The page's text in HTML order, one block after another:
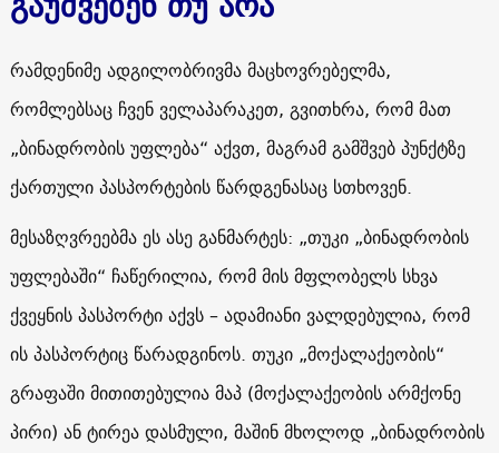
რამდენიმე ადგილობრივმა მაცხოვრებელმა,
რომლებსაც ჩვენ ველაპარაკეთ, გვითხრა, რომ მათ
„ბინადრობის უფლება“ აქვთ, მაგრამ გამშვებ პუნქტზე
ქართული პასპორტების წარდგენასაც სთხოვენ.
მესაზღვრეებმა ეს ასე განმარტეს: „თუკი „ბინადრობის
უფლებაში“ ჩაწერილია, რომ მის მფლობელს სხვა
ქვეყნის პასპორტი აქვს – ადამიანი ვალდებულია, რომ
ის პასპორტიც წარადგინოს. თუკი „მოქალაქეობის“
გრაფაში მითითებულია მაპ (მოქალაქეობის არმქონე
პირი) ან ტირეა დასმული, მაშინ მხოლოდ „ბინადრობის